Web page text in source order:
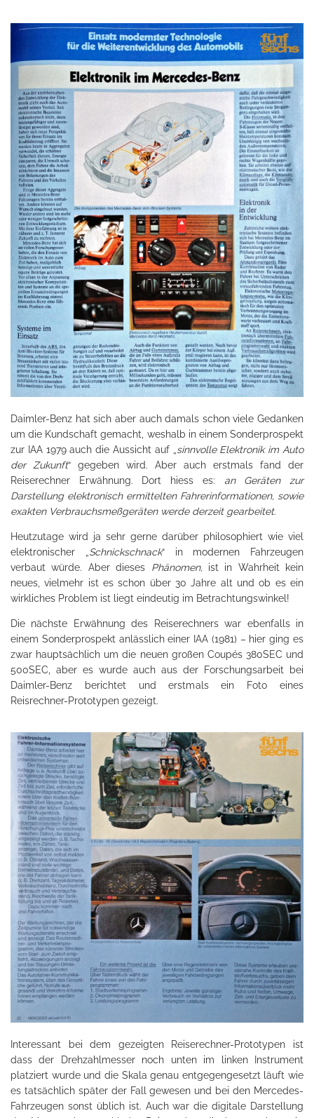
Daimler-Benz hat sich aber auch damals schon viele Gedanken
um die Kundschaft gemacht, weshalb in einem Sonderprospekt
zur IAA 1979 auch die Aussicht auf „sinnvolle Elektronik im Auto
der Zukunft“ gegeben wird. Aber auch erstmals fand der
Reiserechner Erwähnung. Dort hiess es: an Geräten zur
Darstellung elektronisch ermittelten Fahrerinformationen, sowie
exakten Verbrauchsmeßgeräten werde derzeit gearbeitet.
Heutzutage wird ja sehr gerne darüber philosophiert wie viel
elektronischer „Schnickschnack“ in modernen Fahrzeugen
verbaut würde. Aber dieses Phänomen,ist in Wahrheit kein
neues, vielmehr ist es schon über 30 Jahre alt und ob es ein
wirkliches Problem ist liegt eindeutig im Betrachtungswinkel!
Die nächste Erwähnung des Reiserechners war ebenfalls in
einem Sonderprospekt anlässlich einer IAA (1981) – hier ging es
zwar hauptsächlich um die neuen großen Coupés 380SEC und
500SEC, aber es wurde auch aus der Forschungsarbeit bei
Daimler-Benz berichtet und erstmals ein Foto eines
Reisrechner-Prototypen gezeigt.
Interessant bei dem gezeigten Reiserechner-Prototypen ist
dass der Drehzahlmesser noch unten im linken Instrument
platziert wurde und die Skala genau entgegengesetzt läuft wie
es tatsächlich später der Fall gewesen und bei den Mercedes-
Fahrzeugen sonst üblich ist. Auch war die digitale Darstellung